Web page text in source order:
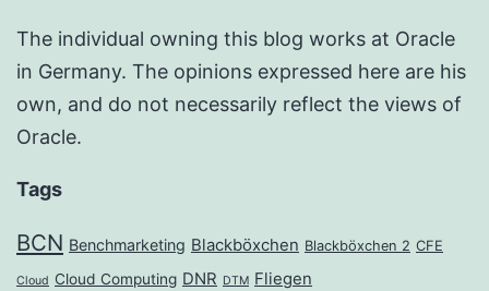
The individual owning this blog works at Oracle
in Germany. The opinions expressed here are his
own, and do not necessarily reflect the views of
Oracle.
Tags
BCN Benchmarketing Blackböxchen Blackböxchen 2 CFE
Cloud Cloud Computing DNR DTM Fliegen